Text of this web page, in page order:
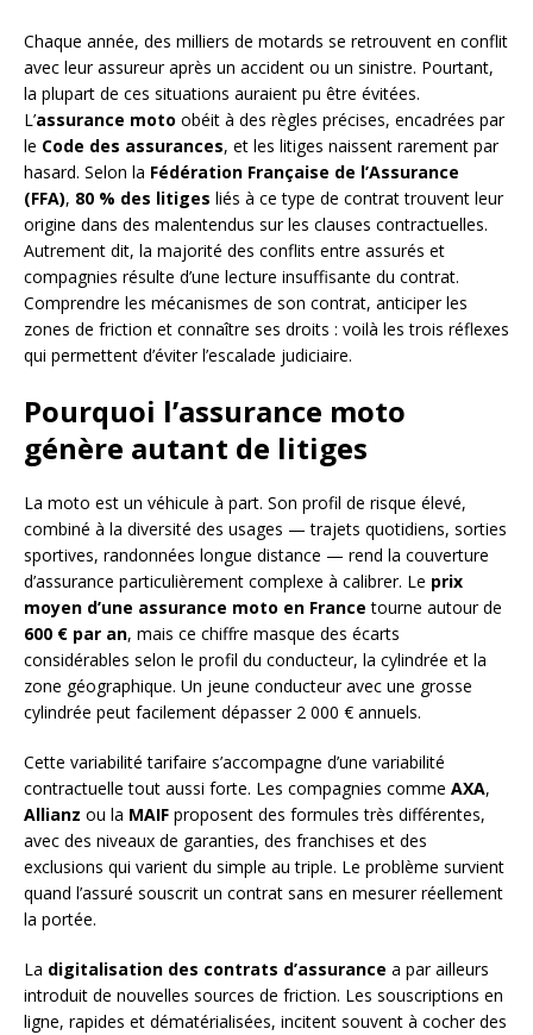
Chaque année, des milliers de motards se retrouvent en conflit
avec leur assureur après un accident ou un sinistre. Pourtant,
la plupart de ces situations auraient pu être évitées.
L’assurance moto obéit à des règles précises, encadrées par
le Code des assurances, et les litiges naissent rarement par
hasard. Selon la Fédération Française de l’Assurance
(FFA), 80 % des litiges liés à ce type de contrat trouvent leur
origine dans des malentendus sur les clauses contractuelles.
Autrement dit, la majorité des conflits entre assurés et
compagnies résulte d’une lecture insuffisante du contrat.
Comprendre les mécanismes de son contrat, anticiper les
zones de friction et connaître ses droits : voilà les trois réflexes
qui permettent d’éviter l’escalade judiciaire.
Pourquoi l’assurance moto
génère autant de litiges
La moto est un véhicule à part. Son profil de risque élevé,
combiné à la diversité des usages — trajets quotidiens, sorties
sportives, randonnées longue distance — rend la couverture
d’assurance particulièrement complexe à calibrer. Le prix
moyen d’une assurance moto en France tourne autour de
600 € par an, mais ce chiffre masque des écarts
considérables selon le profil du conducteur, la cylindrée et la
zone géographique. Un jeune conducteur avec une grosse
cylindrée peut facilement dépasser 2 000 € annuels.
Cette variabilité tarifaire s’accompagne d’une variabilité
contractuelle tout aussi forte. Les compagnies comme AXA,
Allianz ou la MAIF proposent des formules très différentes,
avec des niveaux de garanties, des franchises et des
exclusions qui varient du simple au triple. Le problème survient
quand l’assuré souscrit un contrat sans en mesurer réellement
la portée.
La digitalisation des contrats d’assurance a par ailleurs
introduit de nouvelles sources de friction. Les souscriptions en
ligne, rapides et dématérialisées, incitent souvent à cocher des